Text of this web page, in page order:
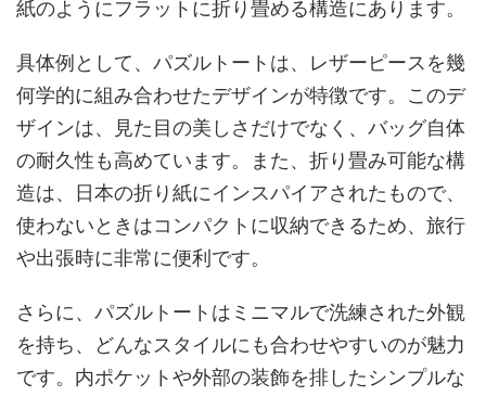
紙のようにフラットに折り畳める構造にあります。
具体例として、パズルトートは、レザーピースを幾
何学的に組み合わせたデザインが特徴です。このデ
ザインは、見た目の美しさだけでなく、バッグ自体
の耐久性も高めています。また、折り畳み可能な構
造は、日本の折り紙にインスパイアされたもので、
使わないときはコンパクトに収納できるため、旅行
や出張時に非常に便利です。
さらに、パズルトートはミニマルで洗練された外観
を持ち、どんなスタイルにも合わせやすいのが魅力
です。内ポケットや外部の装飾を排したシンプルな